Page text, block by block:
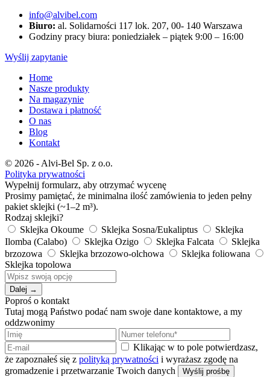
info@alvibel.com
Biuro: al. Solidarności 117 lok. 207, 00- 140 Warszawa
Godziny pracy biura: poniedziałek – piątek 9:00 – 16:00
Wyślij zapytanie
Home
Nasze produkty
Na magazynie
Dostawa i płatność
O nas
Blog
Kontakt
© 2026 - Alvi-Bel Sp. z o.o.
Polityka prywatności
Wypełnij formularz, aby otrzymać wycenę
Prosimy pamiętać, że minimalna ilość zamówienia to jeden pełny
pakiet sklejki (~1–2 m³).
Rodzaj sklejki?
Sklejka Okoume
Sklejka Sosna/Eukaliptus
Sklejka
Ilomba (Calabo)
Sklejka Ozigo Sklejka Falcata
Sklejka
brzozowa
Sklejka brzozowo-olchowa
Sklejka foliowana
Sklejka topolowa
Dalej →
Poproś o kontakt
Tutaj mogą Państwo podać nam swoje dane kontaktowe, a my
oddzwonimy
Klikając w to pole potwierdzasz,
że zapoznałeś się z polityką prywatności i wyrażasz zgodę na
gromadzenie i przetwarzanie Twoich danych
Wyślij prośbę